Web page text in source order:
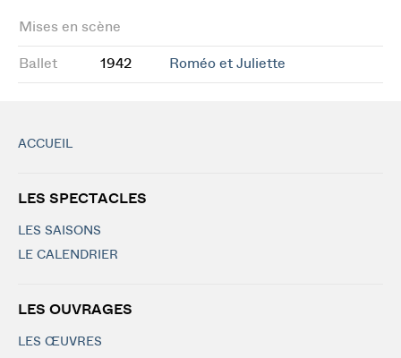
Mises en scène
Ballet 1942 Roméo et Juliette
ACCUEIL
LES SPECTACLES
LES SAISONS
LE CALENDRIER
LES OUVRAGES
LES ŒUVRES